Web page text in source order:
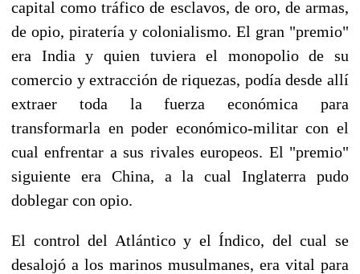
capital como tráfico de esclavos, de oro, de armas,
de opio, piratería y colonialismo. El gran "premio"
era India y quien tuviera el monopolio de su
comercio y extracción de riquezas, podía desde allí
extraer toda la fuerza económica para
transformarla en poder económico-militar con el
cual enfrentar a sus rivales europeos. El "premio"
siguiente era China, a la cual Inglaterra pudo
doblegar con opio.
El control del Atlántico y el Índico, del cual se
desalojó a los marinos musulmanes, era vital para